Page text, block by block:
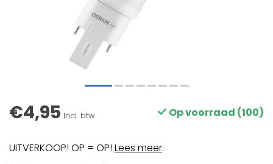
€4,95 Incl. btw Op voorraad (100)
UITVERKOOP! OP = OP! Lees meer.